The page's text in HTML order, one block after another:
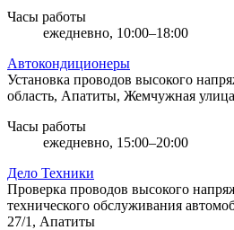
Часы работы
ежедневно, 10:00–18:00
Автокондиционеры
Установка проводов высокого
область, Апатиты, Жемчужная улица
Часы работы
ежедневно, 15:00–20:00
Дело Техники
Проверка проводов высокого
технического обслуживания
27/1, Апатиты